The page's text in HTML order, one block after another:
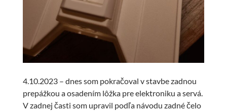
4.10.2023 – dnes som pokračoval v stavbe zadnou
prepážkou a osadením lôžka pre elektroniku a servá.
V zadnej časti som upravil podľa návodu zadné čelo